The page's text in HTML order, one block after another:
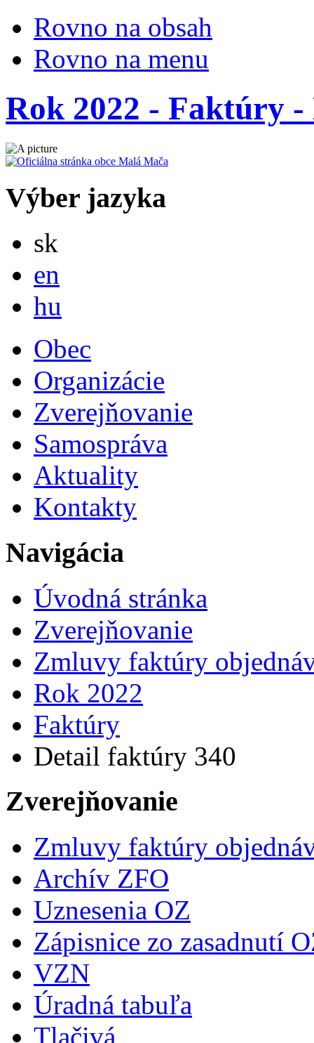
Rovno na obsah
Rovno na menu
Rok 2022 - Faktúry
Výber jazyka
sk
en
hu
Obec
Organizácie
Zverejňovanie
Samospráva
Aktuality
Kontakty
Navigácia
Úvodná stránka
Zverejňovanie
Zmluvy faktúry
Rok 2022
Faktúry
Detail faktúry 340
Zverejňovanie
Zmluvy faktúry
Archív ZFO
Uznesenia OZ
Zápisnice zo zasadnutí
VZN
Úradná tabuľa
Tlačivá